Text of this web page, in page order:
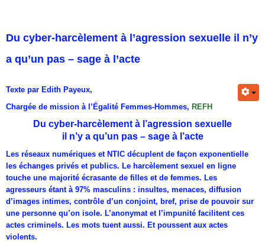
Du cyber-harcèlement à l’agression sexuelle il n’y
a qu’un pas – sage à l’acte
Texte par Edith Payeux,
Chargée de mission à l’Égalité Femmes-Hommes, REFH
Du cyber-harcèlement à l’agression sexuelle
il n’y a qu’un pas – sage à l’acte
Les réseaux numériques et NTIC décuplent de façon exponentielle
les échanges privés et publics. Le harcèlement sexuel en ligne
touche une majorité écrasante de filles et de femmes. Les
agresseurs étant à 97% masculins : insultes, menaces, diffusion
d’images intimes, contrôle d’un conjoint, bref, prise de pouvoir sur
une personne qu’on isole. L’anonymat et l’impunité facilitent ces
actes criminels. Les mots tuent aussi. Et poussent aux actes
violents.